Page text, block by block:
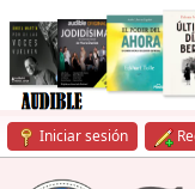
Iniciar sesión